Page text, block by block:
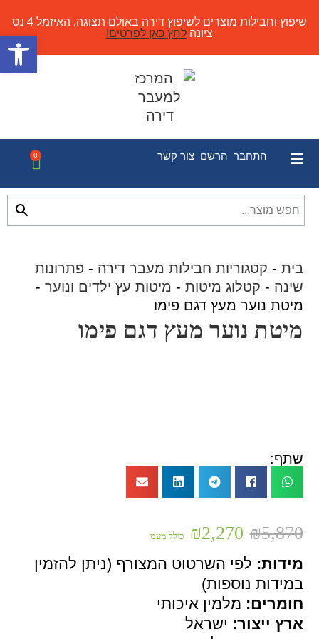
שיפוץ וחבילות מוצרים לשיפוץ דירה באולם תצוגה, האיזמל 4 נס
ציונה לחץ כאן לפרטים!
התחבר הרשם צור קשר 0
בית - קטגוריות חבילות מעבר דירה - פתרונות
שינה - קטלוג מיטות - מיטות עץ ילדים ונוער -
מיטת נוער מעץ דגם פימו
מיטת נוער מעץ דגם פימו
שתף:
₪5,870
₪2,270 כולל מעמ
מידות: לפי השרטוט המצורף (ניתן להזמין
במידות נוספות)
חומרים: מלמין איכותי
ארץ ייצור: ישראל